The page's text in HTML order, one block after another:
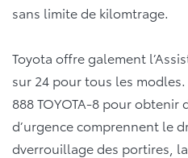
sans limite de kilomtrage.
Toyota offre galement
sur 24 pour tous les
888 TOYOTA-8 pour obtenir
d’urgence comprennent le
dverrouillage des portires,